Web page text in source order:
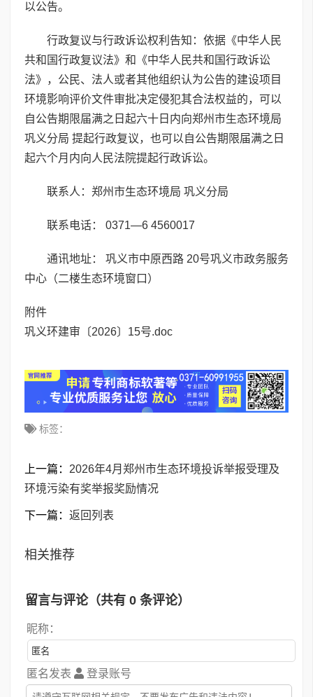
以公告。
行政复议与行政诉讼权利告知：依据《中华人民
共和国行政复议法》和《中华人民共和国行政诉讼
法》，公民、法人或者其他组织认为公告的建设项目
环境影响评价文件审批决定侵犯其合法权益的，可以
自公告期限届满之日起六十日内向郑州市生态环境局
巩义分局 提起行政复议，也可以自公告期限届满之日
起六个月内向人民法院提起行政诉讼。
联系人：郑州市生态环境局 巩义分局
联系电话： 0371—6 4560017
通讯地址： 巩义市中原西路 20号巩义市政务服务
中心（二楼生态环境窗口）
附件
巩义环建审〔2026〕15号.doc
标签：
上一篇： 2026年4月郑州市生态环境投诉举报受理及
环境污染有奖举报奖励情况
下一篇： 返回列表
相关推荐
留言与评论（共有 0 条评论）
昵称：
匿名发表 登录账号